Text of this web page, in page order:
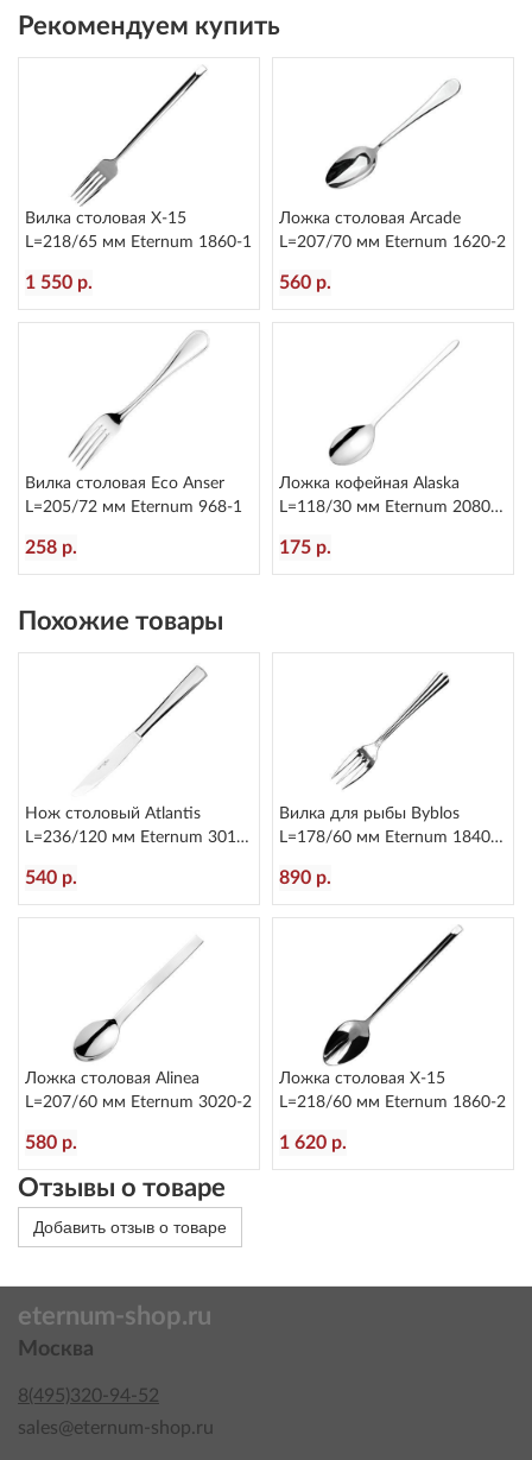
Рекомендуем купить
Вилка столовая X-15
L=218/65 мм Eternum 1860-1
1 550 р.
Ложка столовая Arcade
L=207/70 мм Eternum 1620-2
560 р.
Вилка столовая Eco Anser
L=205/72 мм Eternum 968-1
258 р.
Ложка кофейная Alaska
L=118/30 мм Eternum 2080-
175 р.
Похожие товары
Нож столовый Atlantis
L=236/120 мм Eternum 3010-
540 р.
Вилка для рыбы Byblos
L=178/60 мм Eternum 1840-
890 р.
Ложка столовая Alinea
L=207/60 мм Eternum 3020-2
580 р.
Ложка столовая X-15
L=218/60 мм Eternum 1860-2
1 620 р.
Отзывы о товаре
Добавить отзыв о товаре
eternum-shop.ru
Москва
8(495)320-94-52
sales@eternum-shop.ru